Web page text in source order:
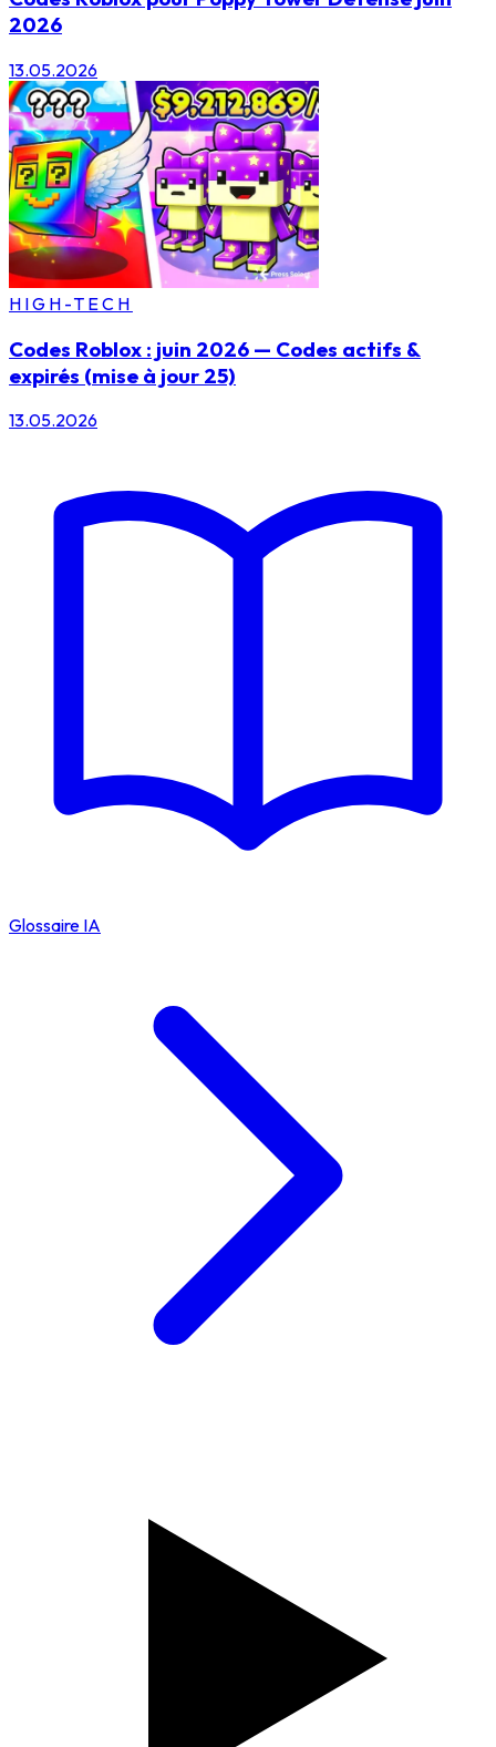
2026
13.05.2026
HIGH-TECH
Codes Roblox : juin 2026 — Codes actifs &
expirés (mise à jour 25)
13.05.2026
Glossaire IA